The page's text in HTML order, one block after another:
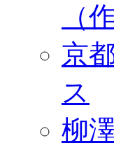
（
京
ス
柳